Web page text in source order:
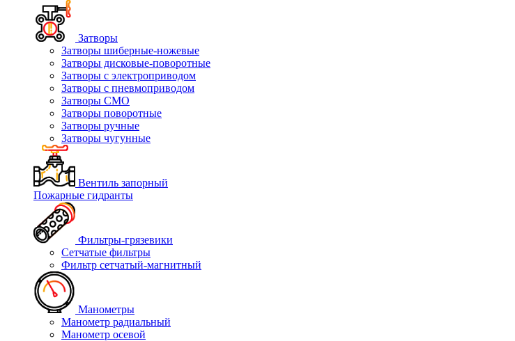
Затворы
Затворы шиберные-ножевые
Затворы дисковые-поворотные
Затворы с электроприводом
Затворы с пневмоприводом
Затворы СМО
Затворы поворотные
Затворы ручные
Затворы чугунные
Вентиль запорный
Пожарные гидранты
Фильтры-грязевики
Сетчатые фильтры
Фильтр сетчатый-магнитный
Манометры
Манометр радиальный
Манометр осевой